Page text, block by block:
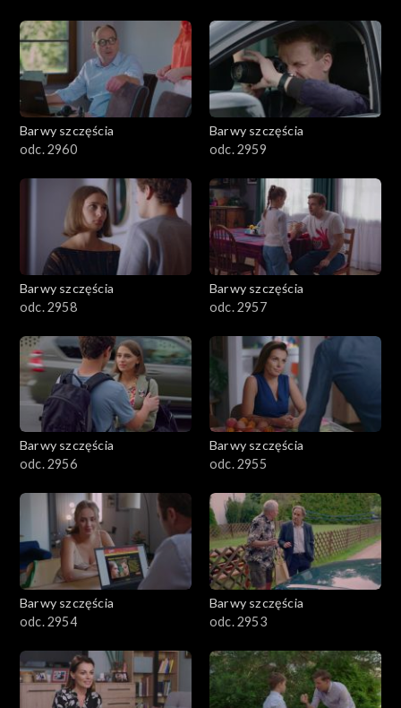
Barwy szczęścia
odc. 2960
Barwy szczęścia
odc. 2959
Barwy szczęścia
odc. 2958
Barwy szczęścia
odc. 2957
Barwy szczęścia
odc. 2956
Barwy szczęścia
odc. 2955
Barwy szczęścia
odc. 2954
Barwy szczęścia
odc. 2953